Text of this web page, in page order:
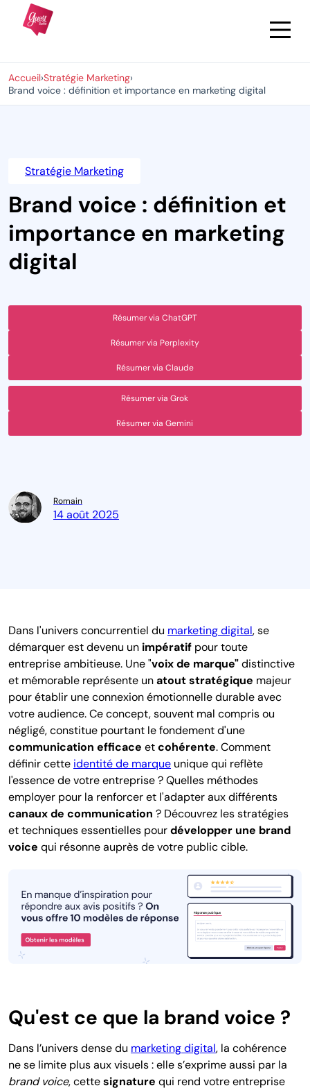
Accueil›Stratégie Marketing›
Brand voice : définition et importance en marketing digital
Stratégie Marketing
Brand voice : définition et
importance en marketing
digital
Résumer via ChatGPT
Résumer via Perplexity
Résumer via Claude
Résumer via Grok
Résumer via Gemini
Romain
14 août 2025
Dans l'univers concurrentiel du marketing digital, se
démarquer est devenu un impératif pour toute
entreprise ambitieuse. Une "voix de marque"distinctive
et mémorable représente unatout stratégique majeur
pour établir une connexion émotionnelle durable avec
votre audience. Ce concept, souvent mal compris ou
négligé, constitue pourtant le fondement d'une
communication efficace etcohérente. Comment
définir cette identité de marque unique qui reflète
l'essence de votre entreprise ? Quelles méthodes
employer pour la renforcer et l'adapter aux différents
canaux de communication ? Découvrez les stratégies
et techniques essentielles pourdévelopper une brand
voice qui résonne auprès de votre public cible.
Qu'est ce que la brand voice ?
Dans l’univers dense du marketing digital, la cohérence
ne se limite plus aux visuels : elle s’exprime aussi par la
brand voice, cettesignature qui rend votre entreprise